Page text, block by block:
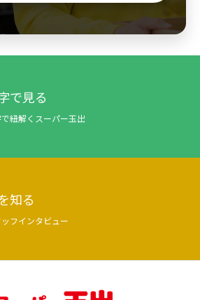
で見る
紐解くスーパー玉出
知る
ッフインタビュー